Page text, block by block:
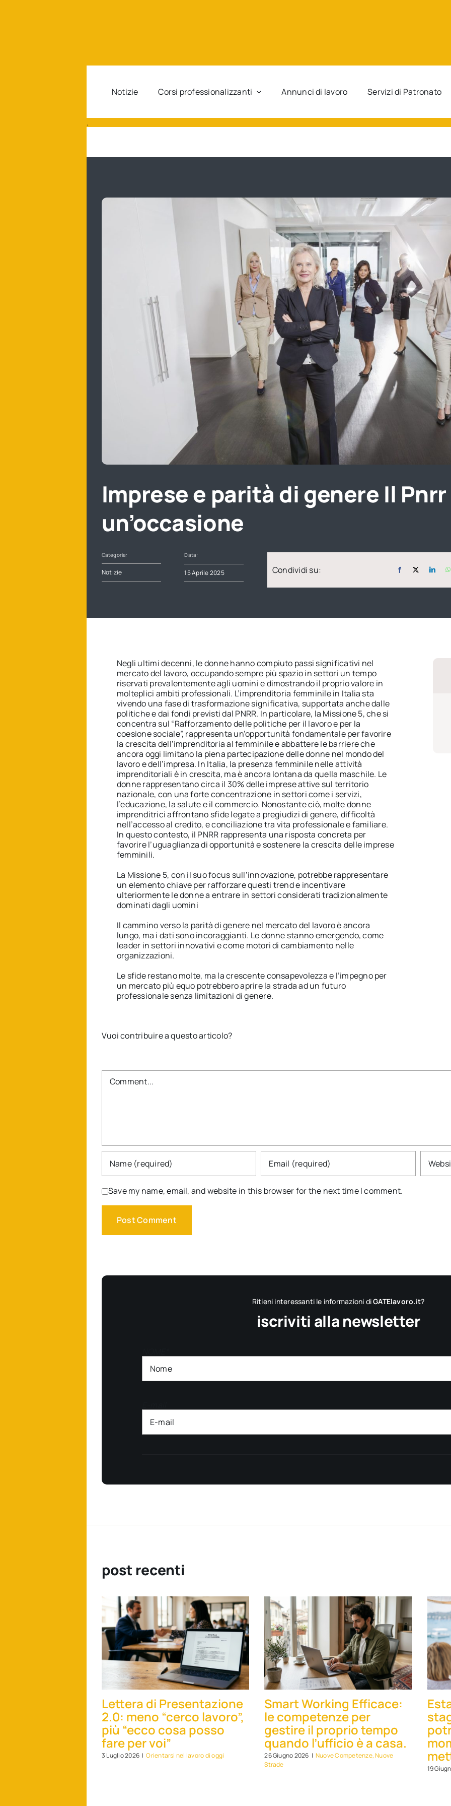
Notizie Corsi professionalizzanti Annunci di lavoro Servizi di Patronato
.
Imprese e parità di genere Il Pnrr
un’occasione
Categoria:
Notizie
Data:
15 Aprile 2025 Condividi su:
Negli ultimi decenni, le donne hanno compiuto passi significativi nel
mercato del lavoro, occupando sempre più spazio in settori un tempo
riservati prevalentemente agli uomini e dimostrando il proprio valore in
molteplici ambiti professionali. L’imprenditoria femminile in Italia sta
vivendo una fase di trasformazione significativa, supportata anche dalle
politiche e dai fondi previsti dal PNRR. In particolare, la Missione 5, che si
concentra sul “Rafforzamento delle politiche per il lavoro e per la
coesione sociale”, rappresenta un’opportunità fondamentale per favorire
la crescita dell’imprenditoria al femminile e abbattere le barriere che
ancora oggi limitano la piena partecipazione delle donne nel mondo del
lavoro e dell’impresa. In Italia, la presenza femminile nelle attività
imprenditoriali è in crescita, ma è ancora lontana da quella maschile. Le
donne rappresentano circa il 30% delle imprese attive sul territorio
nazionale, con una forte concentrazione in settori come i servizi,
l’educazione, la salute e il commercio. Nonostante ciò, molte donne
imprenditrici affrontano sfide legate a pregiudizi di genere, difficoltà
nell’accesso al credito, e conciliazione tra vita professionale e familiare.
In questo contesto, il PNRR rappresenta una risposta concreta per
favorire l’uguaglianza di opportunità e sostenere la crescita delle imprese
femminili.
La Missione 5, con il suo focus sull’innovazione, potrebbe rappresentare
un elemento chiave per rafforzare questi trend e incentivare
ulteriormente le donne a entrare in settori considerati tradizionalmente
dominati dagli uomini
Il cammino verso la parità di genere nel mercato del lavoro è ancora
lungo, ma i dati sono incoraggianti. Le donne stanno emergendo, come
leader in settori innovativi e come motori di cambiamento nelle
organizzazioni.
Le sfide restano molte, ma la crescente consapevolezza e l’impegno per
un mercato più equo potrebbero aprire la strada ad un futuro
professionale senza limitazioni di genere.
Vuoi contribuire a questo articolo?
Comment
Save my name, email, and website in this browser for the next time I comment.
Ritieni interessanti le informazioni diGATElavoro.it?
iscriviti alla newsletter
post recenti
Lettera di Presentazione
2.0: meno “cerco lavoro”,
più “ecco cosa posso
fare per voi”
3 Luglio 2026 | Orientarsi nel lavoro di oggi
Smart Working Efficace:
le competenze per
gestire il proprio tempo
quando l’ufficio è a casa.
26 Giugno 2026 | Nuove Competenze, Nuove
Strade
19